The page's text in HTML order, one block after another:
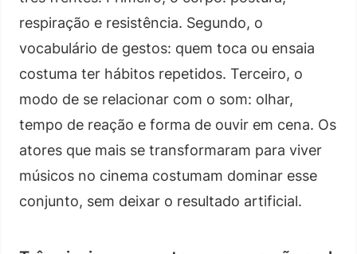
respiração e resistência. Segundo, o
vocabulário de gestos: quem toca ou ensaia
costuma ter hábitos repetidos. Terceiro, o
modo de se relacionar com o som: olhar,
tempo de reação e forma de ouvir em cena. Os
atores que mais se transformaram para viver
músicos no cinema costumam dominar esse
conjunto, sem deixar o resultado artificial.